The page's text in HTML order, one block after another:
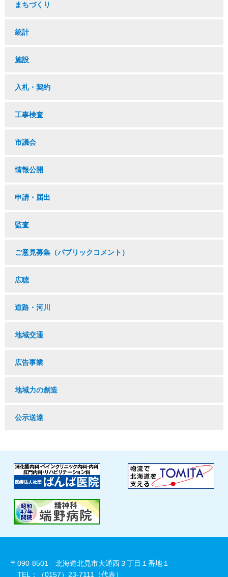
まちづくり
統計
施設
入札・契約
工事検査
市議会
情報公開
申請・届出
監査
ご意見募集（パブリックコメント）
広聴
道路・河川
地域交通
広告事業
地域力の創造
公示送達
〒090-8501 北海道北見市大通西３丁目１番地１
TEL：（0157）23-7111（代表）